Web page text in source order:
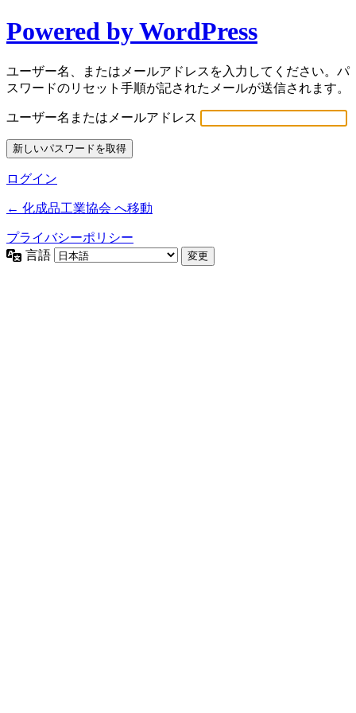
Powered by WordPress
ユーザー名、またはメールアドレスを入力してください。パ
スワードのリセット手順が記されたメールが送信されます。
ユーザー名またはメールアドレス
ログイン
← 化成品工業協会 へ移動
プライバシーポリシー
言語